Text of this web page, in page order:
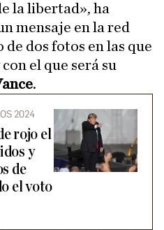
la libertad», ha
mensaje en la red
dos fotos en las que
el que será su
.
2024
rojo el
y
de
el voto